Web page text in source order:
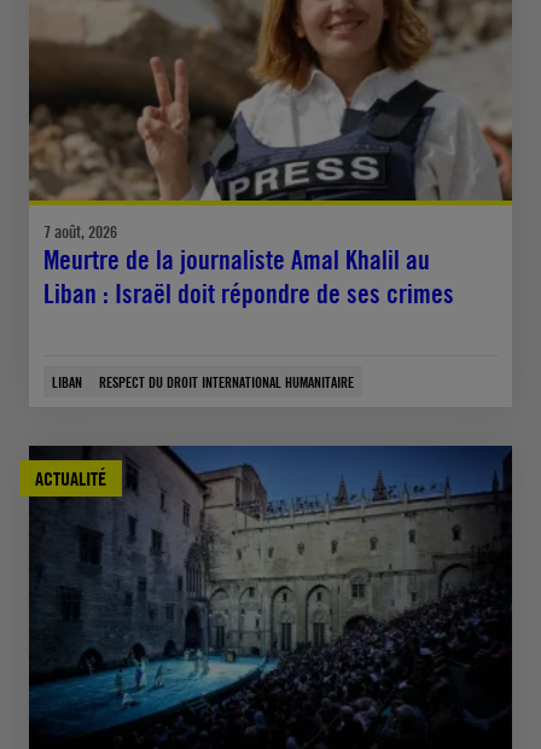
7 août, 2026
Meurtre de la journaliste Amal Khalil au
Liban : Israël doit répondre de ses crimes
LIBAN RESPECT DU DROIT INTERNATIONAL HUMANITAIRE
ACTUALITÉ